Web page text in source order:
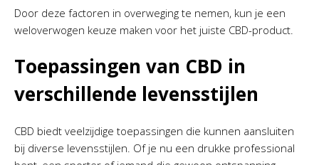
Door deze factoren in overweging te nemen, kun je een
weloverwogen keuze maken voor het juiste CBD-product.
Toepassingen van CBD in
verschillende levensstijlen
CBD biedt veelzijdige toepassingen die kunnen aansluiten
bij diverse levensstijlen. Of je nu een drukke professional